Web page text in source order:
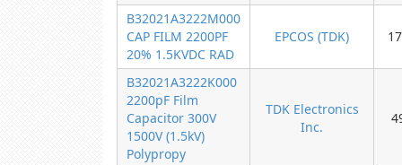
B32021A3222M000
CAP FILM 2200PF
20% 1.5KVDC RAD
EPCOS (TDK)
B32021A3222K000
2200pF Film
Capacitor 300V
1500V (1.5kV)
Polypropy
TDK Electronics
Inc.